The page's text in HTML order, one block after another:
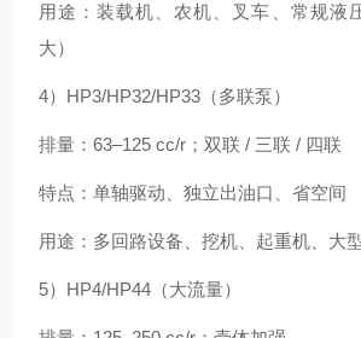
用途：装载机、农机、叉车、常规液
大）
4）HP3/HP32/HP33（多联泵）
排量：63–125 cc/r；双联 / 三联 / 四联
特点：单轴驱动、独立出油口、省空间
用途：多回路设备、挖机、起重机、大
5）HP4/HP44（大流量）